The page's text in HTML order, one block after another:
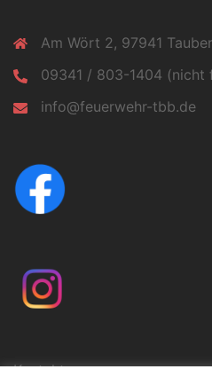
Am Wört 2, 97941
09341 / 803-1404 (nicht
info@feuerwehr-tbb.de
Kontakt